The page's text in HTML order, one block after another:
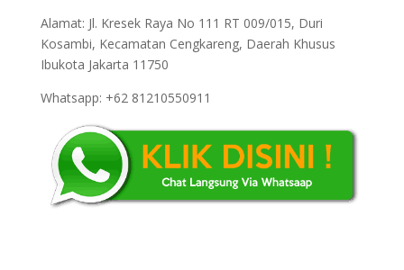
Alamat: Jl. Kresek Raya No 111 RT 009/015, Duri
Kosambi, Kecamatan Cengkareng, Daerah Khusus
Ibukota Jakarta 11750
Whatsapp: +62 81210550911